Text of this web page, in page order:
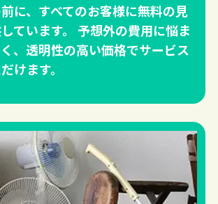
に、すべてのお客様に無料の見
ています。 予想外の費用に悩ま
、透明性の高い価格でサービス
けます。